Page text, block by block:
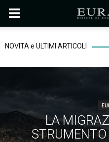
NOVITÀ e ULTIMI ARTICOLI
LA